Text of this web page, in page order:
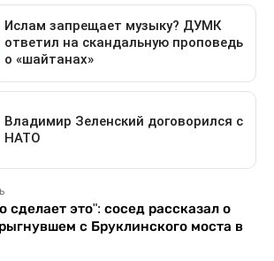
сделает это": сосед рассказал о
с Бруклинского моста в